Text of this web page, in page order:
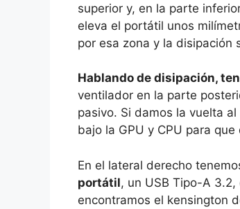
superior y, en la parte
eleva el portátil unos
por esa zona y la disipación
Hablando de disipación,
ventilador en la parte
pasivo. Si damos la vuelta
bajo la GPU y CPU para
En el lateral derecho
portátil, un USB Tipo-A
encontramos el kensington